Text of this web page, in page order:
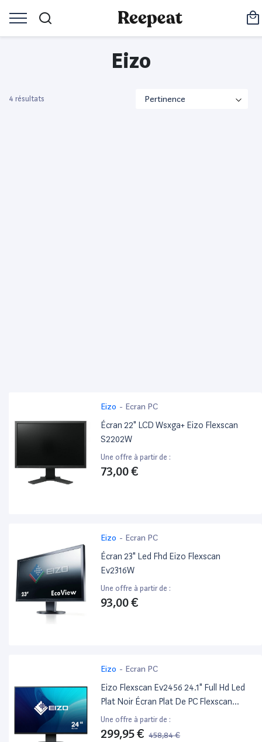
Eizo
4 résultats
Eizo - Ecran PC
Écran 22" LCD Wsxga+ Eizo Flexscan
S2202W
Une offre à partir de :
73,00 €
Eizo - Ecran PC
Écran 23" Led Fhd Eizo Flexscan
Ev2316W
Une offre à partir de :
93,00 €
Eizo - Ecran PC
Eizo Flexscan Ev2456 24.1" Full Hd Led
Plat Noir Écran Plat De PC Flexscan
Ev2456, 61,2 Cm (24.1"), 1920 X 1200
Pixels, Full Hd, LCD, 5 Ms, Noir
Une offre à partir de :
299,95 € 458,84 €